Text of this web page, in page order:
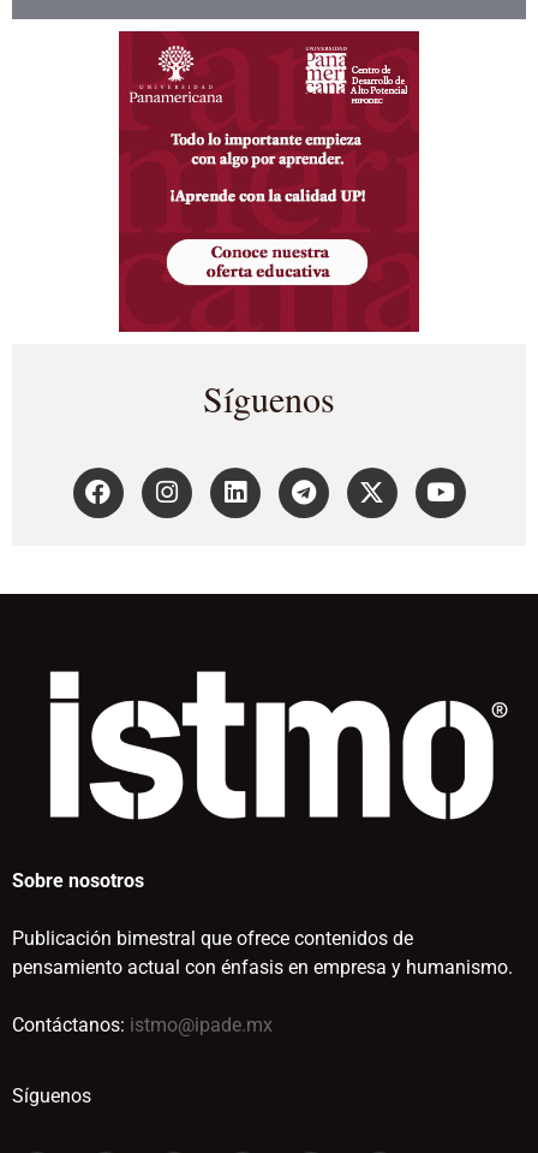
Síguenos
Sobre nosotros
Publicación bimestral que ofrece contenidos de
pensamiento actual con énfasis en empresa y humanismo.
Contáctanos: istmo@ipade.mx
Síguenos